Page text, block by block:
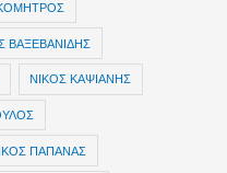
ΒΑΞΕΒΑΝΙΔΗΣ
ΝΙΚΟΣ ΚΑΨΙΑΝΗΣ
ΠΑΠΑΝΑΣ